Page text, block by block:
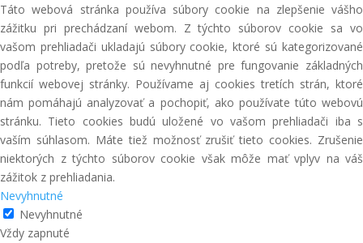
Táto webová stránka používa súbory cookie na zlepšenie vášho
zážitku pri prechádzaní webom. Z týchto súborov cookie sa vo
vašom prehliadači ukladajú súbory cookie, ktoré sú kategorizované
podľa potreby, pretože sú nevyhnutné pre fungovanie základných
funkcií webovej stránky. Používame aj cookies tretích strán, ktoré
nám pomáhajú analyzovať a pochopiť, ako používate túto webovú
stránku. Tieto cookies budú uložené vo vašom prehliadači iba s
vaším súhlasom. Máte tiež možnosť zrušiť tieto cookies. Zrušenie
niektorých z týchto súborov cookie však môže mať vplyv na váš
zážitok z prehliadania.
Nevyhnutné
Nevyhnutné
Vždy zapnuté